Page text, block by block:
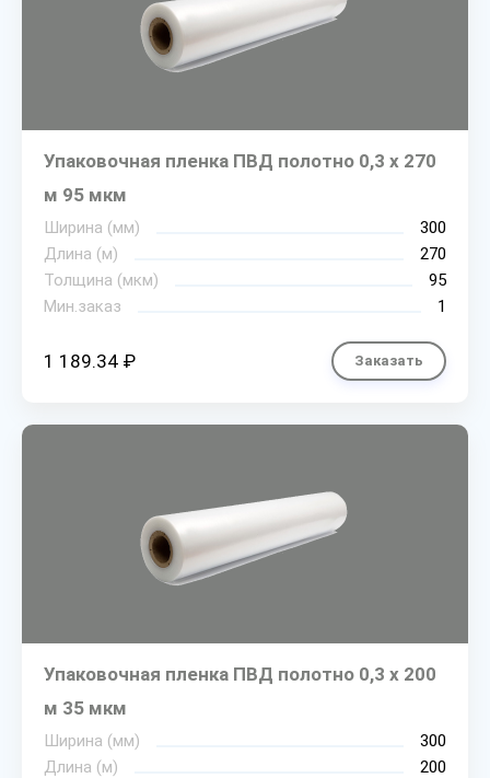
Упаковочная пленка ПВД полотно 0,3 х 270
м 95 мкм
Ширина (мм)
300
Длина (м)
270
Толщина (мкм)
95
Мин.заказ
1
1 189.34 ₽ Заказать
Упаковочная пленка ПВД полотно 0,3 х 200
м 35 мкм
Ширина (мм)
300
Длина (м)
200